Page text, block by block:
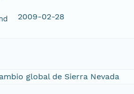
2009-02-28
global de Sierra Nevada